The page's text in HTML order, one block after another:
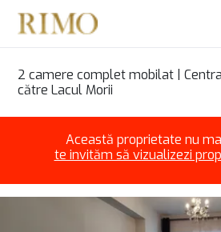
2 camere complet mobilat |
către Lacul Morii
Această proprietate nu
te invităm să vizualizezi